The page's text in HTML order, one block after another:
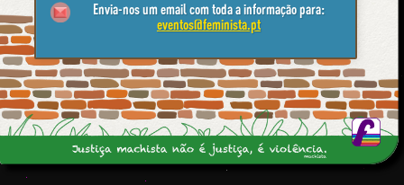
Envia-nos um email com toda a informação para:
eventos@feminista.pt